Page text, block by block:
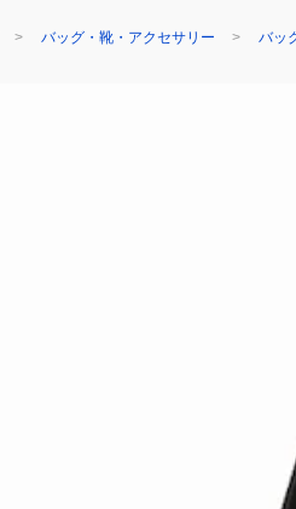
バッグ・靴・アクセサリー バッ